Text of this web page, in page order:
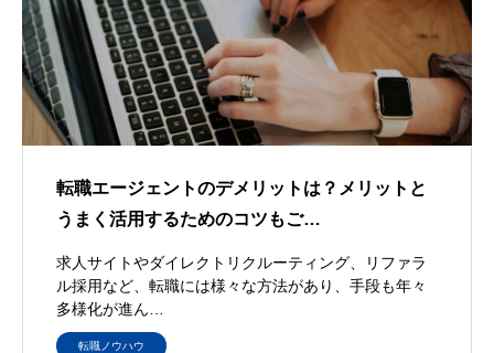
転職エージェントのデメリットは？メリットと
うまく活用するためのコツもご…
求人サイトやダイレクトリクルーティング、リファラ
ル採用など、転職には様々な方法があり、手段も年々
多様化が進ん…
転職ノウハウ